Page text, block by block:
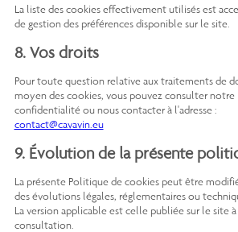
La liste des cookies effectivement utilisés est
de gestion des préférences disponible sur le site.
8. Vos droits
Pour toute question relative aux traitements de
moyen des cookies, vous pouvez consulter notre
confidentialité ou nous contacter à l'adresse :
contact@cavavin.eu
9. Évolution de la présente
La présente Politique de cookies peut être
des évolutions légales, réglementaires ou
La version applicable est celle publiée sur le site
consultation.